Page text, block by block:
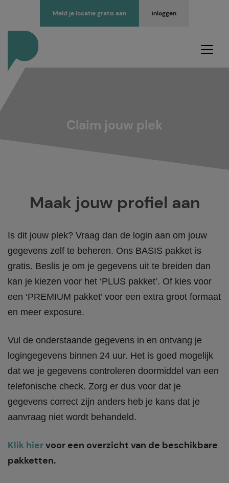
inloggen
Meld je locatie gratis aan
Claim jouw plek
Maak jouw profiel aan
Is dit jouw plek? Vraag dan de login aan om jouw
gegevens zelf te beheren. Ons BASIS pakket is
gratis. Beslis je om je gegevens uit te breiden dan
kan je kiezen voor het ‘PLUS pakket’. Of kies voor
een ‘PREMIUM pakket’ voor een extra groot formaat
en meer exposure.
Vul de onderstaande gegevens in en ontvang je
logingegevens binnen 24 uur. Het is goed mogelijk
dat we je gegevens controleren doormiddel van een
telefonische check. Zorg er dus voor dat je
gegevens correct zijn anders heb je kans dat je
aanvraag niet wordt behandeld.
Klik hiervoor een overzicht van de beschikbare
pakketten.